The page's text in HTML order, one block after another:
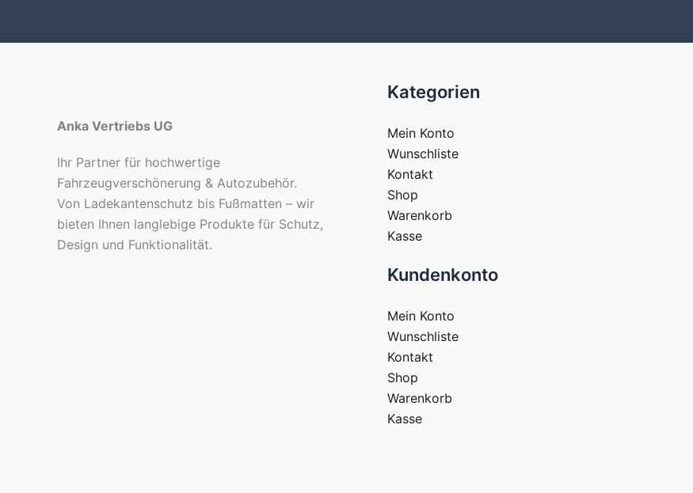
Anka Vertriebs UG
Ihr Partner für hochwertige
Fahrzeugverschönerung & Autozubehör.
Von Ladekantenschutz bis Fußmatten – wir
bieten Ihnen langlebige Produkte für Schutz,
Design und Funktionalität.
Kategorien
Mein Konto
Wunschliste
Kontakt
Shop
Warenkorb
Kasse
Kundenkonto
Mein Konto
Wunschliste
Kontakt
Shop
Warenkorb
Kasse